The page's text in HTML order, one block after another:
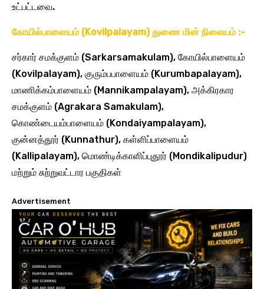
உட்பட்டவை.
கோயில்பாளையம் (Kovilpalayam) துணை மின் நிலையம் :-
சர்கார் சமக்குளம் (Sarkarsamakulam), கோயில்பாளையம்
(Kovilpalayam), குரும்பபாளையம் (Kurumbapalayam),
மாணிக்கம்பாளையம் (Mannikampalayam), அக்கிரகார
சமக்குளம் (Agrakara Samakulam),
கொண்டையம்பாளையம் (Kondaiyampalayam),
குன்னத்தூர் (Kunnathur), கள்ளிப்பாளையம்
(Kallipalayam), மொண்டிக்காளிப்புதூர் (Mondikalipudur)
மற்றும் சுற்றுவட்டார பகுதிகள்
Advertisement